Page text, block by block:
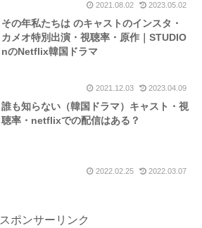
2021.08.02 2023.05.02
その年私たちは のキャストのインスタ・
カメオ特別出演・視聴率・原作｜STUDIO
nのNetflix韓国ドラマ
2021.12.03 2023.04.09
誰も知らない（韓国ドラマ）キャスト・視
聴率・netflixでの配信はある？
2022.02.25 2022.03.07
スポンサーリンク